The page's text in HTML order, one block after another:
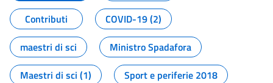
Contributi
COVID-19 (2)
maestri di sci
Ministro Spadafora
Maestri di sci (1)
Sport e periferie 2018